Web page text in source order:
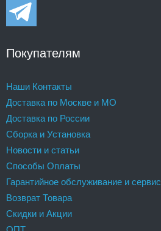
Покупателям
Наши Контакты
Доставка по Москве и МО
Доставка по России
Сборка и Установка
Новости и статьи
Способы Оплаты
Гарантийное обслуживание и сервис
Возврат Товара
Скидки и Акции